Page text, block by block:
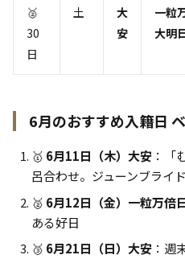
🥈
30
日
土
大
安
一粒
大明
6月のおすすめ入籍日
🥇 6月11日（木）大安：「
呂合わせ。ジューンブライ
🥈 6月12日（金）一粒万倍
ある好日
🥉 6月21日（日）大安：週